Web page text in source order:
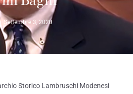
Settembre 3, 2020
Storico Lambruschi Modenesi